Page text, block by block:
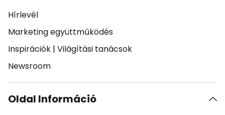
Hírlevél
Marketing együttműködés
Inspirációk | Világítási tanácsok
Newsroom
Oldal Információ